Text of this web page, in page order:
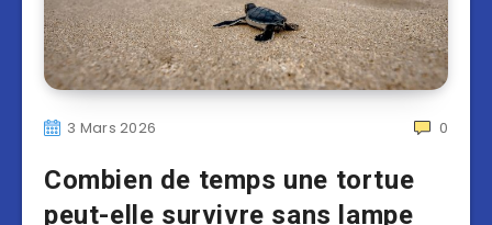
3 Mars 2026 0
Combien de temps une tortue
peut-elle survivre sans lampe